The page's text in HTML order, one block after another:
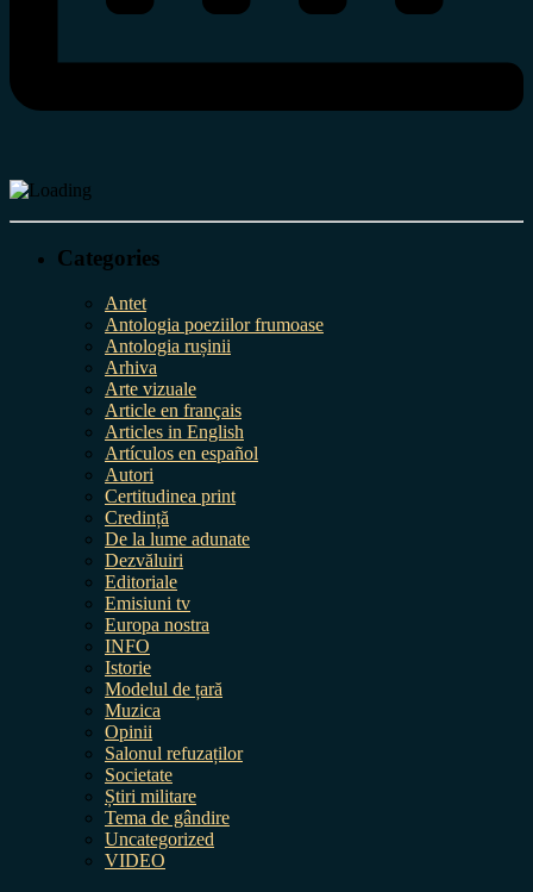
Categories
Antet
Antologia poeziilor frumoase
Antologia rușinii
Arhiva
Arte vizuale
Article en français
Articles in English
Artículos en español
Autori
Certitudinea print
Credință
De la lume adunate
Dezvăluiri
Editoriale
Emisiuni tv
Europa nostra
INFO
Istorie
Modelul de țară
Muzica
Opinii
Salonul refuzaților
Societate
Știri militare
Tema de gândire
Uncategorized
VIDEO